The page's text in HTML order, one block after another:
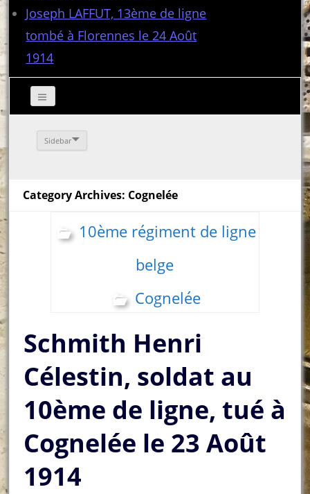
Joseph LAFFUT, 13ème de ligne
tombé à Florennes le 24 Août
1914
Sidebar
Category Archives: Cognelée
10ème régiment de ligne
belge
Cognelée
Schmith Henri
Célestin, soldat au
10ème de ligne, tué à
Cognelée le 23 Août
1914